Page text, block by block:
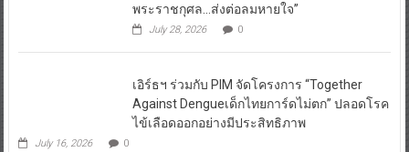
พระราชกุศล…ส่งต่อลมหายใจ”
July 28, 2026 0
เอิร์ธฯ ร่วมกับ PIM จัดโครงการ “Together
Against Dengueเด็กไทยการ์ดไม่ตก” ปลอดโรค
ไข้เลือดออกอย่างมีประสิทธิภาพ
July 16, 2026 0